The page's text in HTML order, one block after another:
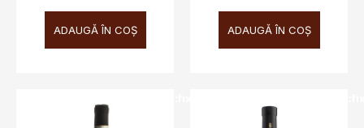
ADAUGĂ ÎN COŞ ADAUGĂ ÎN COŞ